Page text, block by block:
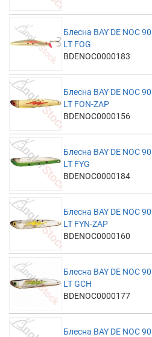
Блесна BAY DE NOC
LT FOG
BDENOC0000183
Блесна BAY DE NOC
LT FON-ZAP
BDENOC0000156
Блесна BAY DE NOC
LT FYG
BDENOC0000184
Блесна BAY DE NOC
LT FYN-ZAP
BDENOC0000160
Блесна BAY DE NOC
LT GCH
BDENOC0000177
Блесна BAY DE NOC